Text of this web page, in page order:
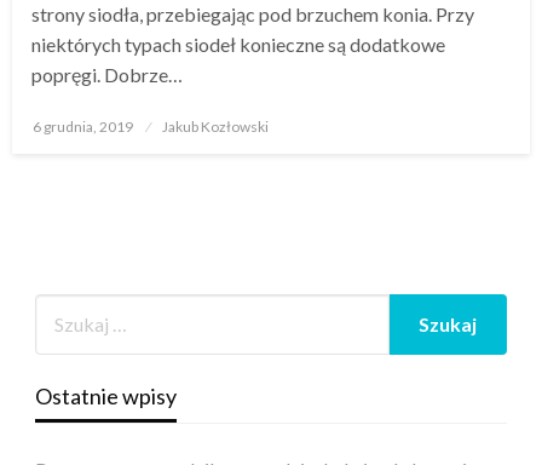
strony siodła, przebiegając pod brzuchem konia. Przy
niektórych typach siodeł konieczne są dodatkowe
popręgi. Dobrze…
Opublikowane
6 grudnia, 2019 Jakub Kozłowski
Ostatnie wpisy